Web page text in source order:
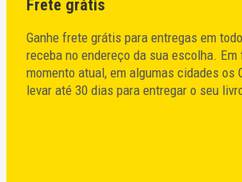
Frete grátis
Ganhe frete grátis para entregas em
receba no endereço da sua escolha. Em
momento atual, em algumas cidades os
levar até 30 dias para entregar o seu